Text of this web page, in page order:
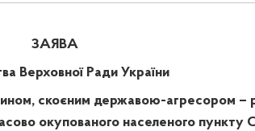
ЗАЯВА
Верховної Ради України
скоєним державою-агресором –
окупованого населеного пункту